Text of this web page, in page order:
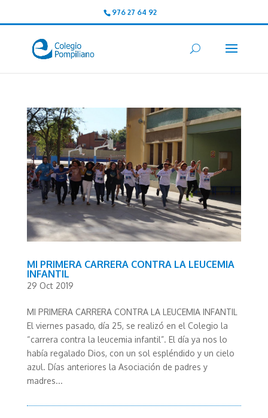
976 27 64 92
MI PRIMERA CARRERA CONTRA LA LEUCEMIA
INFANTIL
29 Oct 2019
MI PRIMERA CARRERA CONTRA LA LEUCEMIA INFANTIL
El viernes pasado, día 25, se realizó en el Colegio la
“carrera contra la leucemia infantil”. El día ya nos lo
había regalado Dios, con un sol espléndido y un cielo
azul. Días anteriores la Asociación de padres y
madres...